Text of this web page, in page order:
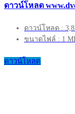
ดาวน์โหลด
ดาวน์โหลด :
ขนาดไฟล์ : 1
ดาวน์โหลด